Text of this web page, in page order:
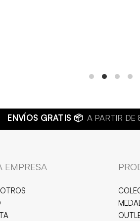
BISUTERÍA DE CALIDAD 💍
EMPRESA